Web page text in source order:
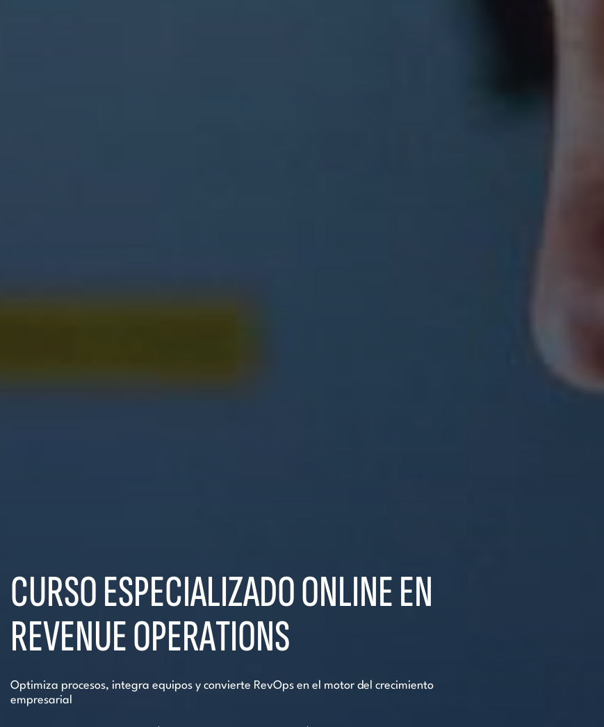
CURSO ESPECIALIZADO ONLINE EN
REVENUE OPERATIONS
Optimiza procesos, integra equipos y convierte RevOps en el motor del crecimiento
empresarial